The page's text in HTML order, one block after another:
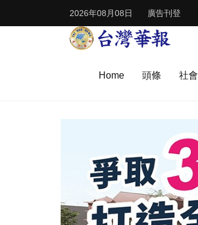
2026年08月08日 廣告刊登
Home 頭條 社會